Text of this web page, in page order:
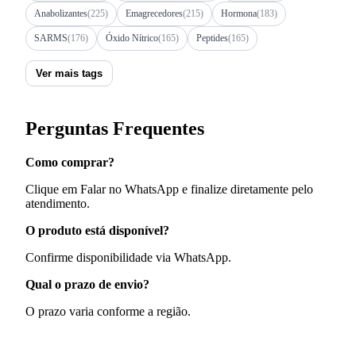
Anabolizantes(225) Emagrecedores(215) Hormona(183)
SARMS(176) Óxido Nítrico(165) Peptides(165)
Ver mais tags
Perguntas Frequentes
Como comprar?
Clique em Falar no WhatsApp e finalize diretamente pelo
atendimento.
O produto está disponível?
Confirme disponibilidade via WhatsApp.
Qual o prazo de envio?
O prazo varia conforme a região.